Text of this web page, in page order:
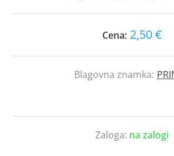
Cena: 2,50 €
Blagovna znamka:
Zaloga: na zalogi